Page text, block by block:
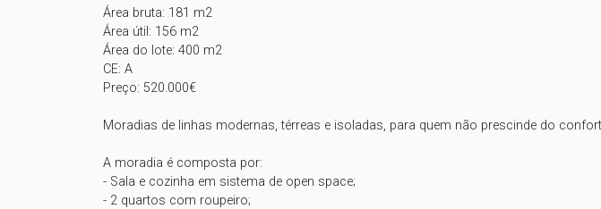
Área bruta: 181 m2
Área útil: 156 m2
Área do lote: 400 m2
CE: A
Preço: 520.000€
Moradias de linhas modernas, térreas e isoladas, para quem não prescinde do
A moradia é composta por:
- Sala e cozinha em sistema de open space;
- 2 quartos com roupeiro;